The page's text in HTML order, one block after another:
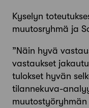
Kyselyn
muutosryhmä ja
”Näin hyvä
vastaukset
tulokset hyvän
tilannekuva-
muutostyöryhmän